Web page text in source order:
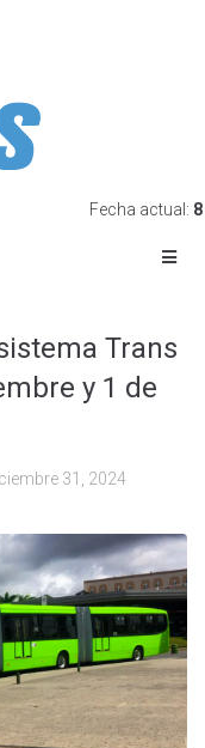
Fecha actual:
Trans
y 1 de
31, 2024